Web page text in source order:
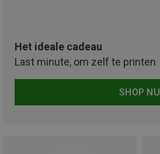
Het ideale cadeau
Last minute, om zelf te printen
SHOP NU